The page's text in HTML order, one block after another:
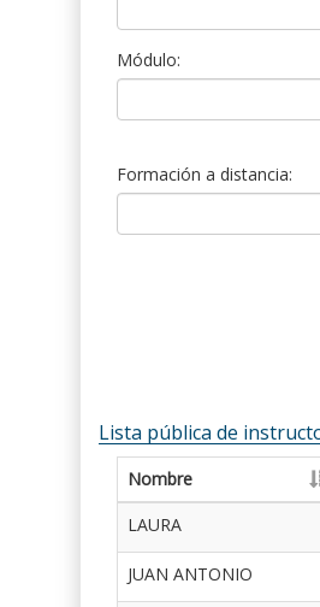
Módulo:
Formación a distancia:
Lista pública de
Nombre
LAURA
JUAN ANTONIO